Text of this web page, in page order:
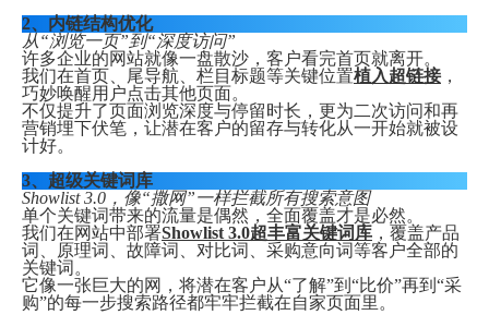
2、内链结构优化
从“浏览一页”到“深度访问”
许多企业的网站就像一盘散沙，客户看完首页就离开。
我们在首页、尾导航、栏目标题等关键位置植入超链接，
巧妙唤醒用户点击其他页面。
不仅提升了页面浏览深度与停留时长，更为二次访问和再
营销埋下伏笔，让潜在客户的留存与转化从一开始就被设
计好。
3、超级关键词库
Showlist 3.0，像“撒网”一样拦截所有搜索意图
单个关键词带来的流量是偶然，全面覆盖才是必然。
我们在网站中部署Showlist 3.0超丰富关键词库 ，覆盖产品
词、原理词、故障词、对比词、采购意向词等客户全部的
关键词。
它像一张巨大的网，将潜在客户从“了解”到“比价”再到“采
购”的每一步搜索路径都牢牢拦截在自家页面里。